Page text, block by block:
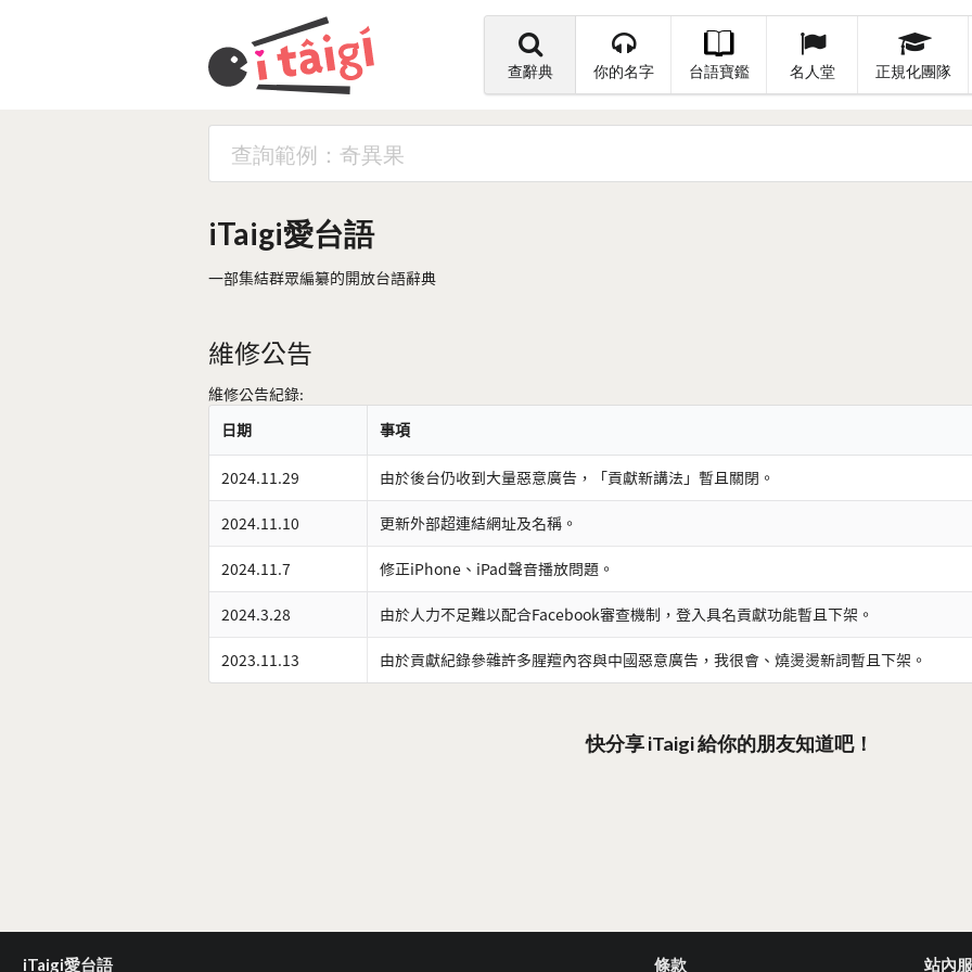
查辭典 你的名字 台語寶鑑 名人堂 正規化團隊
iTaigi愛台語
一部集結群眾編纂的開放台語辭典
維修公告
維修公告紀錄:
日期
事項
2024.11.29 由於後台仍收到大量惡意廣告，「貢獻新講法」暫且關閉。
2024.11.10 更新外部超連結網址及名稱。
2024.11.7 修正iPhone、iPad聲音播放問題。
2024.3.28 由於人力不足難以配合Facebook審查機制，登入具名貢獻功能暫且下架。
2023.11.13 由於貢獻紀錄參雜許多腥羶內容與中國惡意廣告，我很會、燒燙燙新詞暫且下架。
快分享 iTaigi 給你的朋友知道吧！
iTaigi愛台語 條款 站內